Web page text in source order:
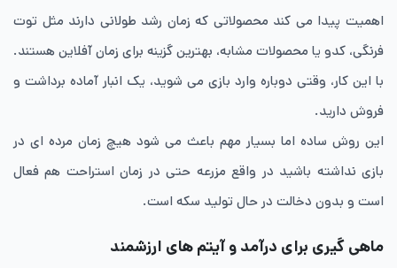
اهمیت پیدا می کند محصولاتی که زمان رشد طولانی دارند مثل توت
فرنگی، کدو یا محصولات مشابه، بهترین گزینه برای زمان آفلاین هستند.
با این کار، وقتی دوباره وارد بازی می شوید، یک انبار آماده برداشت و
فروش دارید.
این روش ساده اما بسیار مهم باعث می شود هیچ زمان مرده ای در
بازی نداشته باشید در واقع مزرعه‌ حتی در زمان استراحت هم فعال
است و بدون دخالت در حال تولید سکه است.
ماهی گیری برای درآمد و آیتم های ارزشمند